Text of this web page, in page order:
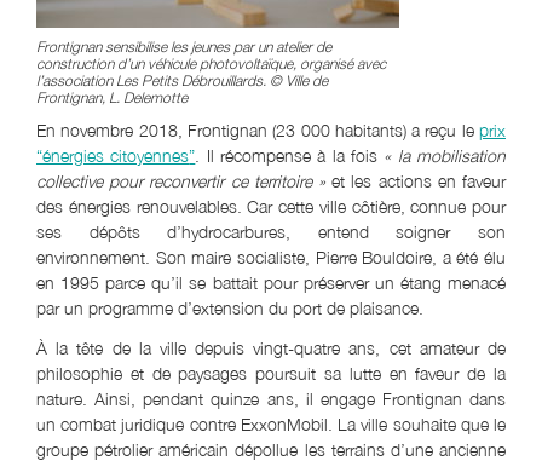
Frontignan sensibilise les jeunes par un atelier de
construction d’un véhicule photovoltaïque, organisé avec
l’association Les Petits Débrouillards. © Ville de
Frontignan, L. Delemotte
En novembre 2018, Frontignan (23 000 habitants) a reçu le prix
“énergies citoyennes” . Il récompense à la fois « la mobilisation
collective pour reconvertir ce territoire » et les actions en faveur
des énergies renouvelables. Car cette ville côtière, connue pour
ses dépôts d’hydrocarbures, entend soigner son
environnement. Son maire socialiste, Pierre Bouldoire, a été élu
en 1995 parce qu’il se battait pour préserver un étang menacé
par un programme d’extension du port de plaisance.
À la tête de la ville depuis vingt-quatre ans, cet amateur de
philosophie et de paysages poursuit sa lutte en faveur de la
nature. Ainsi, pendant quinze ans, il engage Frontignan dans
un combat juridique contre ExxonMobil. La ville souhaite que le
groupe pétrolier américain dépollue les terrains d’une ancienne